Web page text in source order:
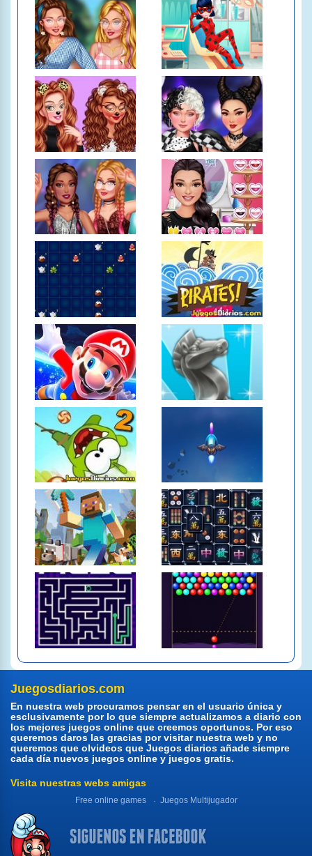
Juegosdiarios.com
En nuestra web procuramos pensar en el usuario única y
esclusivamente por lo que siempre actualizamos a diario con
los mejores juegos online que creemos oportunos. Por eso
queremos daros las gracias por visitar nuestra web y no
queremos que olvideos que Juegos diarios añade siempre
cada día nuevos juegos online y juegos gratis.
Visita nuestras webs amigas
Free online games Juegos Multijugador